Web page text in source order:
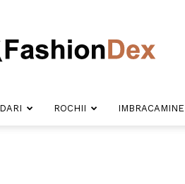
Fashion
ROCHII IMBRACAMINE